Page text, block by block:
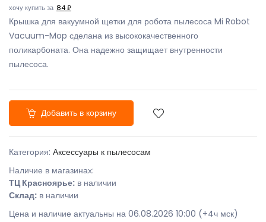
хочу купить за 84 ₽
Крышка для вакуумной щетки для робота пылесоса Mi Robot
Vacuum-Mop сделана из высококачественного
поликарбоната. Она надежно защищает внутренности
пылесоса.
Добавить в корзину
Категория: Аксессуары к пылесосам
Наличие в магазинах:
ТЦ Красноярье: в наличии
Склад: в наличии
Цена и наличие актуальны на 06.08.2026 10:00 (+4ч мск)